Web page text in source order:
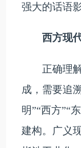
强大的话语
西方现
正确理解
成，需要追
明”“西方”“
建构。广义